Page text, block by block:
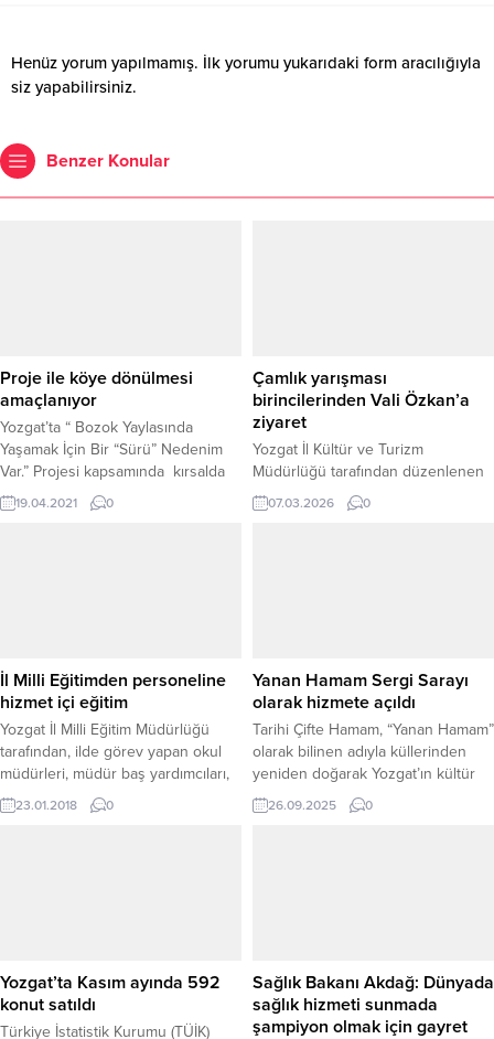
Henüz yorum yapılmamış. İlk yorumu yukarıdaki form aracılığıyla
siz yapabilirsiniz.
Benzer Konular
Proje ile köye dönülmesi
amaçlanıyor
Yozgat’ta “ Bozok Yaylasında
Yaşamak İçin Bir “Sürü” Nedenim
Var.” Projesi kapsamında kırsalda
hayvancılığın gelişmesi ve üretimin
artırılması amaçlanıyor.
19.04.2021 0
Çamlık yarışması
birincilerinden Vali Özkan’a
ziyaret
Yozgat İl Kültür ve Turizm
Müdürlüğü tarafından düzenlenen
“Yozgat Çamlığı Kış Video
Yarışması”nda dereceye giren
Özkan, Türkiye’nin ilk millî parkı
olan Yozgat Çamlığı Millî Parkı’nın
özellikle...
07.03.2026 0
İl Milli Eğitimden personeline
hizmet içi eğitim
Yozgat İl Milli Eğitim Müdürlüğü
tarafından, ilde görev yapan okul
müdürleri, müdür baş yardımcıları,
müdür yardımcıları ve memurlara
yönelik hizmet içi eğitim semineri
23.01.2018 0
Yanan Hamam Sergi Sarayı
olarak hizmete açıldı
Tarihi Çifte Hamam, “Yanan Hamam”
olarak bilinen adıyla küllerinden
yeniden doğarak Yozgat’ın kültür
ve sanat hayatına kazandırıldı.
Yaklaşık iki asırlık bu önemli
Bey’in maiyetinde görevli...
26.09.2025 0
Yozgat’ta Kasım ayında 592
konut satıldı
Türkiye İstatistik Kurumu (TÜİK)
Sağlık Bakanı Akdağ: Dünyada
sağlık hizmeti sunmada
şampiyon olmak için gayret